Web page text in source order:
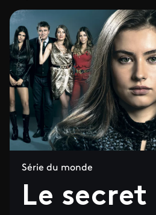
Série du monde
Le secret